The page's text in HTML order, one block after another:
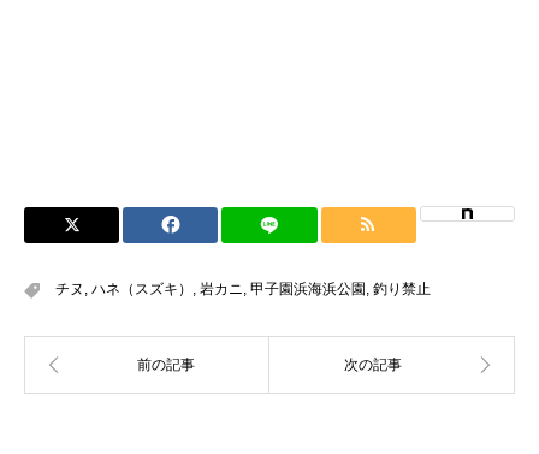
チヌ ハネ（スズキ） 岩カニ 甲子園浜海浜公園 釣り禁止